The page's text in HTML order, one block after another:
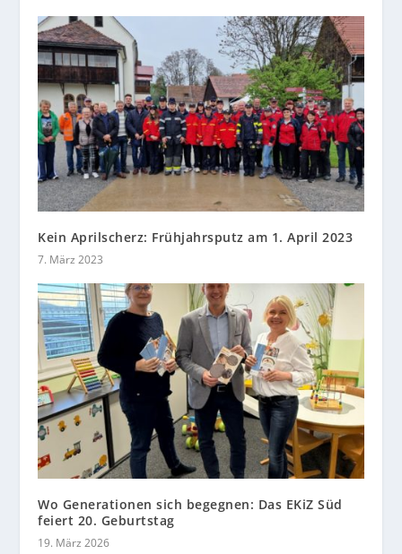
Kein Aprilscherz: Frühjahrsputz am 1. April 2023
7. März 2023
Wo Generationen sich begegnen: Das EKiZ Süd
feiert 20. Geburtstag
19. März 2026